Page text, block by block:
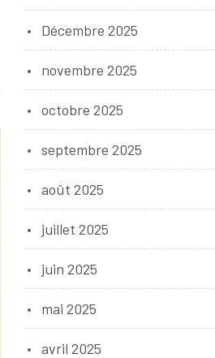
Décembre 2025
novembre 2025
octobre 2025
septembre 2025
août 2025
juillet 2025
juin 2025
mai 2025
avril 2025